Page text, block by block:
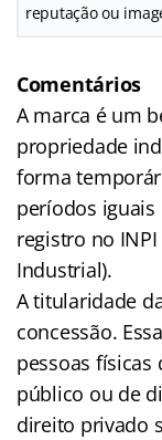
reputação ou
Comentários
A marca é um
propriedade
forma
períodos iguais
registro no
Industrial).
A titularidade
concessão.
pessoas
público ou de
direito privado